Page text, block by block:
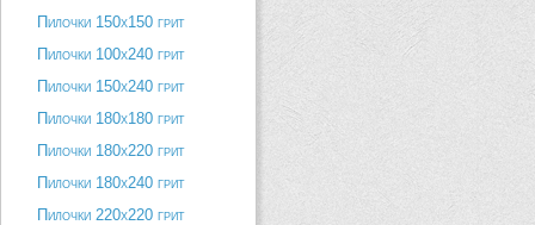
Пилочки 150х150 грит
Пилочки 100х240 грит
Пилочки 150х240 грит
Пилочки 180х180 грит
Пилочки 180х220 грит
Пилочки 180х240 грит
Пилочки 220х220 грит